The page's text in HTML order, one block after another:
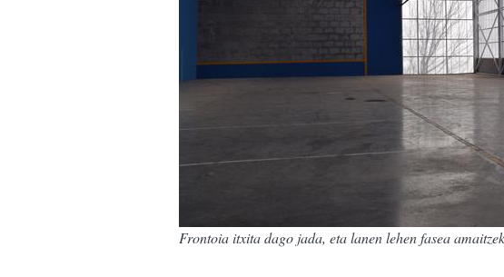
Frontoia itxita dago jada, eta lanen lehen fasea